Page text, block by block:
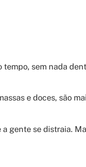
sem nada
e doces, são
gente se distraia.